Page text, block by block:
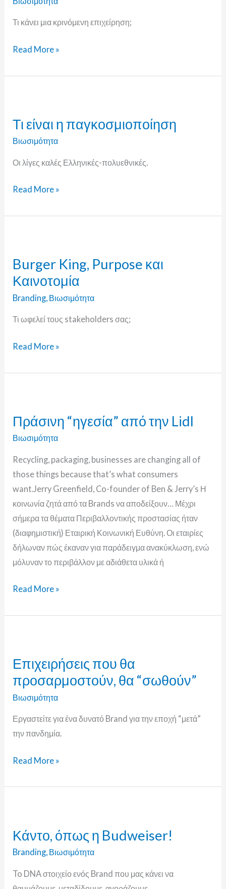
Τι κάνει μια κρινόμενη επιχείρηση;
Read More »
Τι είναι η παγκοσμιοποίηση
Βιωσιμότητα
Οι λίγες καλές Ελληνικές-πολυεθνικές.
παγκοσμιοποίηση
Read More »
Burger King, Purpose και
Καινοτομία
Branding, Βιωσιμότητα
Τι ωφελεί τους stakeholders σας;
Purpose
και
Καινοτομία
Read More »
Πράσινη “ηγεσία” από την Lidl
Βιωσιμότητα
Recycling, packaging, businesses are changing all of
those things because that’s what consumers
want.Jerry Greenfield, Co-founder of Ben & Jerry’s Η
κοινωνία ζητά από τα Brands να αποδείξουν… Μέχρι
σήμερα τα θέματα Περιβαλλοντικής προστασίας ήταν
(διαφημιστική) Εταιρική Κοινωνική Ευθύνη. Οι εταιρίες
δήλωναν πώς έκαναν για παράδειγμα ανακύκλωση, ενώ
μόλυναν το περιβάλλον με αδιάθετα υλικά ή
από
την
Read More »
Επιχειρήσεις που θα
προσαρμοστούν, θα “σωθούν”
Βιωσιμότητα
Εργαστείτε για ένα δυνατό Brand για την εποχή “μετά”
την πανδημία.
θα
προσαρμοστούν,
θα
Read More »
Κάντο, όπως η Budweiser!
Branding, Βιωσιμότητα
To DNA στοιχείο ενός Brand που μας κάνει να
η
Budweiser!